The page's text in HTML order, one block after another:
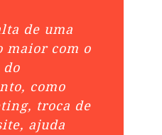
de uma
maior com o
como
troca de
ajuda